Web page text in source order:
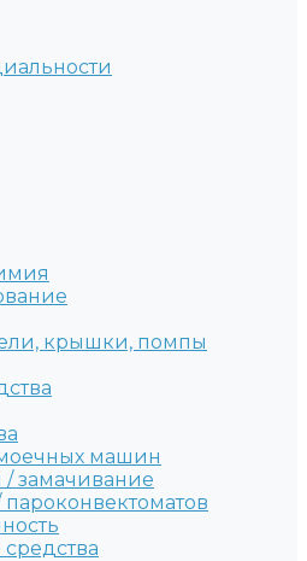
крышки, помпы
машин
замачивание